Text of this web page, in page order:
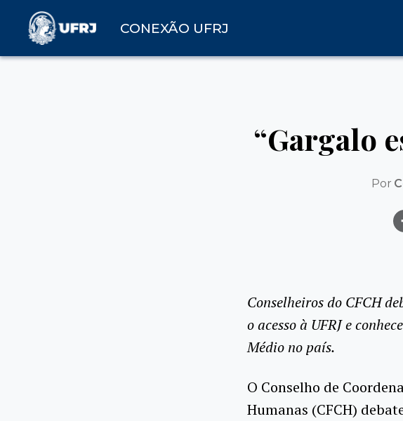
CONEXÃO UFRJ
“Gargalo
Por
Conselheiros do CFCH
o acesso à UFRJ e
Médio no país.
O Conselho de
Humanas (CFCH)